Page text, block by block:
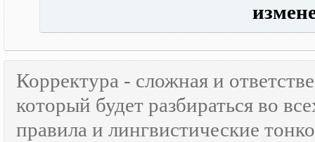
Корректура - сложная и
который будет разбираться во
правила и лингвистические